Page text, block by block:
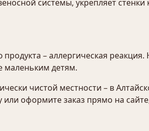
системы, укрепляет
– аллергическая
детям.
чистой местности – в
оформите заказ прямо на